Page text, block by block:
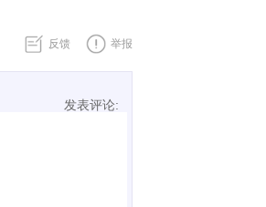
反馈 举报
发表评论: